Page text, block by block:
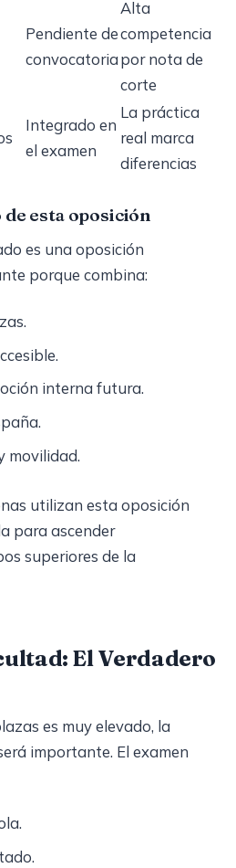
Pendiente de
convocatoria
Alta
competencia
por nota de
corte
Integrado en
el examen
La práctica
real marca
diferencias
esta oposición
es una oposición
porque combina:
interna futura.
movilidad.
utilizan esta oposición
para ascender
superiores de la
El Verdadero
es muy elevado, la
importante. El examen